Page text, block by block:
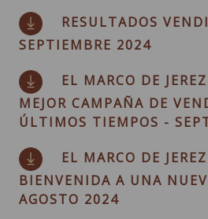
RESULTADOS
SEPTIEMBRE 2024
EL MARCO DE
MEJOR CAMPAÑA DE
ÚLTIMOS TIEMPOS -
EL MARCO DE
BIENVENIDA A UNA
AGOSTO 2024